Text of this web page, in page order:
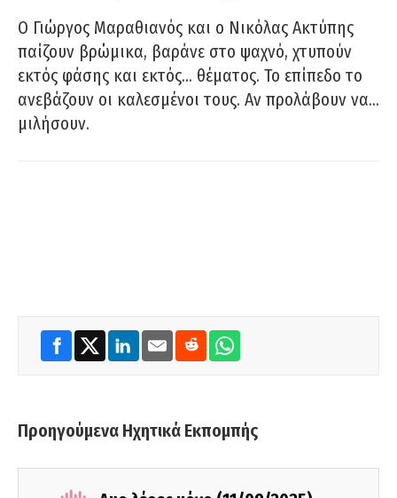
Ο Γιώργος Μαραθιανός και ο Νικόλας Ακτύπης
παίζουν βρώμικα, βαράνε στο ψαχνό, χτυπούν
εκτός φάσης και εκτός… θέματος. Το επίπεδο το
ανεβάζουν οι καλεσμένοι τους. Αν προλάβουν να…
μιλήσουν.
Προηγούμενα Ηχητικά Εκπομπής